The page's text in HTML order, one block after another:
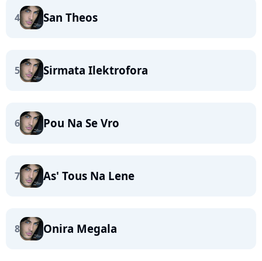
4 San Theos
5 Sirmata Ilektrofora
6 Pou Na Se Vro
7 As' Tous Na Lene
8 Onira Megala